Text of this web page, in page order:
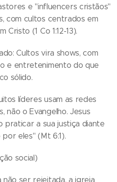
e "influencers cristãos"
com cultos centrados em
Cristo (1 Co 1:12-13).
Cultos vira shows, com
e entretenimento do que
sólido.
líderes usam as redes
não o Evangelho. Jesus
praticar a sua justiça diante
eles" (Mt 6:1).
social)
ser rejeitada, a igreja